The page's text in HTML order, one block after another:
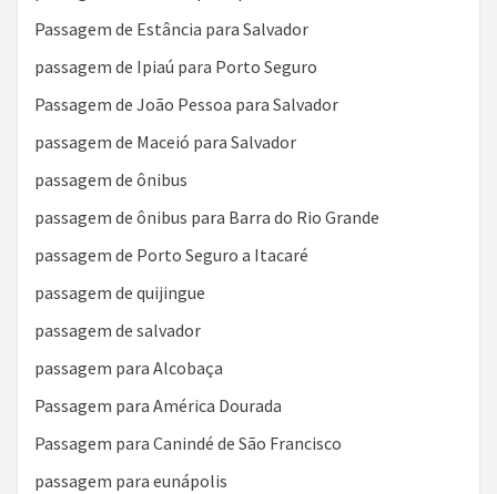
Passagem de Estância para Salvador
passagem de Ipiaú para Porto Seguro
Passagem de João Pessoa para Salvador
passagem de Maceió para Salvador
passagem de ônibus
passagem de ônibus para Barra do Rio Grande
passagem de Porto Seguro a Itacaré
passagem de quijingue
passagem de salvador
passagem para Alcobaça
Passagem para América Dourada
Passagem para Canindé de São Francisco
passagem para eunápolis